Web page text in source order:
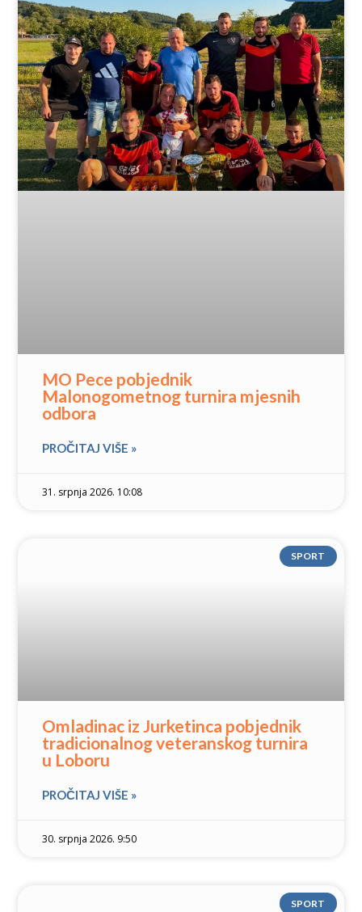
MO Pece pobjednik
Malonogometnog turnira mjesnih
odbora
PROČITAJ VIŠE »
31. srpnja 2026. 10:08
SPORT
Omladinac iz Jurketinca pobjednik
tradicionalnog veteranskog turnira
u Loboru
PROČITAJ VIŠE »
30. srpnja 2026. 9:50
SPORT